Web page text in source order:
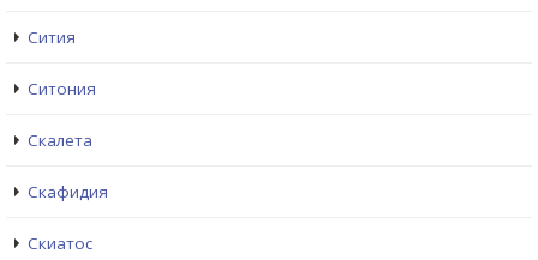
Сития
Ситония
Скалета
Скафидия
Скиатос